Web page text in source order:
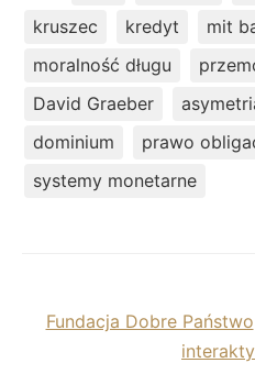
kruszec
kredyt
mit
moralność długu
David Graeber
dominium
prawo
systemy monetarne
Fundacja Dobre Państwo